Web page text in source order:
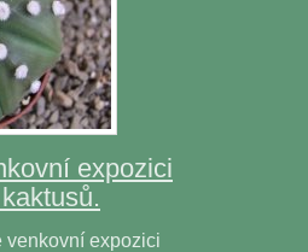
expozici
venkovní expozici